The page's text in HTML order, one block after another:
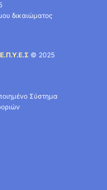
δικαιώματος
© 2025
Σύστημα